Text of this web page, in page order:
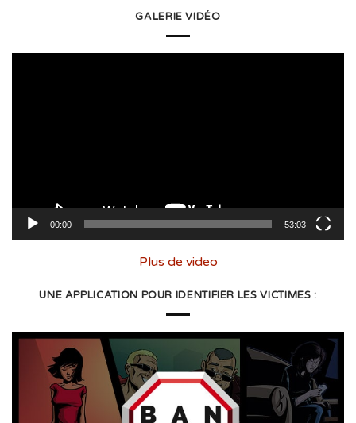
GALERIE VIDÉO
00:00 53:03
Plus de video
UNE APPLICATION POUR IDENTIFIER LES VICTIMES :